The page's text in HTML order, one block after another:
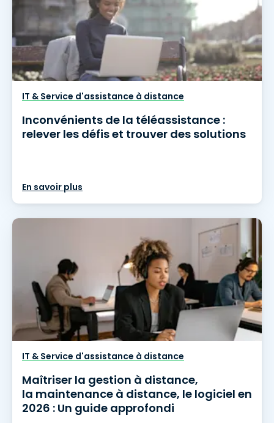
IT & Service d'assistance à distance
Inconvénients de la téléassistance :
relever les défis et trouver des solutions
En savoir plus
IT & Service d'assistance à distance
Maîtriser la gestion à distance,
la maintenance à distance, le logiciel en
2026 : Un guide approfondi